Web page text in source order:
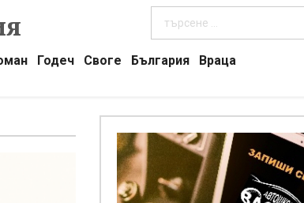
Годеч Своге България
Враца